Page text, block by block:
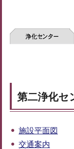
第二浄化セ
施設平面図
交通案内